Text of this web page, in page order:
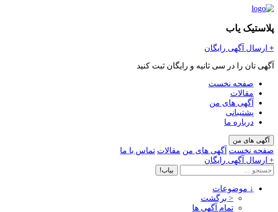
پلاستیک یاب
+ ارسال آگهی رایگان
آگهی تان را در سی ثانیه و رایگان ثبت کنید
صفحه نخست
مقالات
آگهی های من
پشتیبانی
درباره ما
آگهی های من
صفحه نخست آگهی های من مقالات تماس با ما
+ ارسال آگهی رایگان
بیاب!
↓ موضوعات
< برگشت
تمام آگهی ها